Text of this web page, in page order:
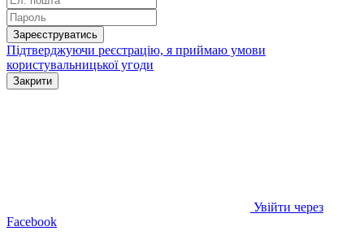
Зареєструватись
Підтверджуючи реєстрацію, я приймаю умови
користувальницької угоди
Закрити
Увійти через
Facebook